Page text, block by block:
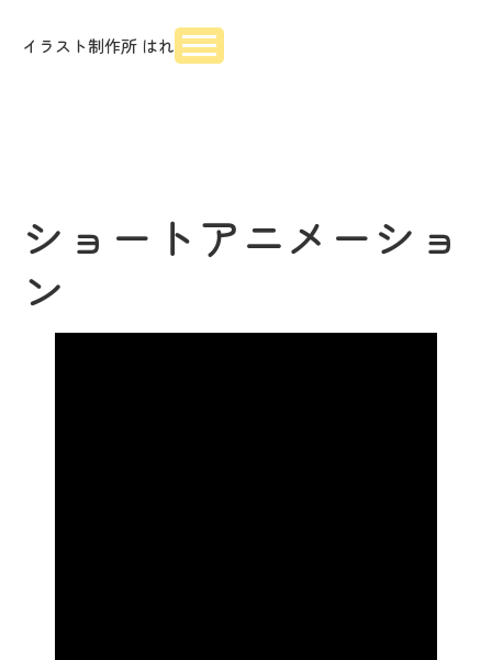
イラスト制作所 はれ
ショートアニメーショ
ン